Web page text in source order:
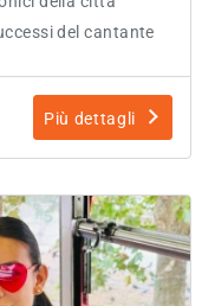
del cantante
Più dettagli